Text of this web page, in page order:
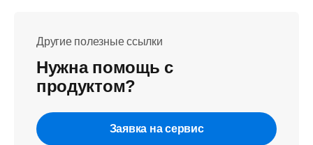
Другие полезные ссылки
Нужна помощь с
продуктом?
Заявка на сервис